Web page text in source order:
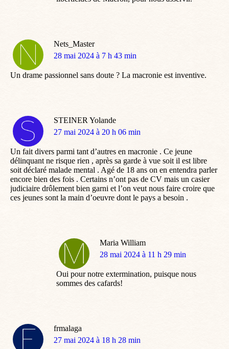
Nets_Master
dit
28 mai 2024 à 7 h 43 min
Un drame passionnel sans doute ? La macronie est inventive.
STEINER Yolande
dit
27 mai 2024 à 20 h 06 min
Un fait divers parmi tant d’autres en macronie . Ce jeune
délinquant ne risque rien , après sa garde à vue soit il est libre
soit déclaré malade mental . Agé de 18 ans on en entendra parler
encore bien des fois . Certains n’ont pas de CV mais un casier
judiciaire drôlement bien garni et l’on veut nous faire croire que
ces jeunes sont la main d’oeuvre dont le pays a besoin .
Maria William
dit
28 mai 2024 à 11 h 29 min
Oui pour notre extermination, puisque nous
sommes des cafards!
frmalaga
dit
27 mai 2024 à 18 h 28 min